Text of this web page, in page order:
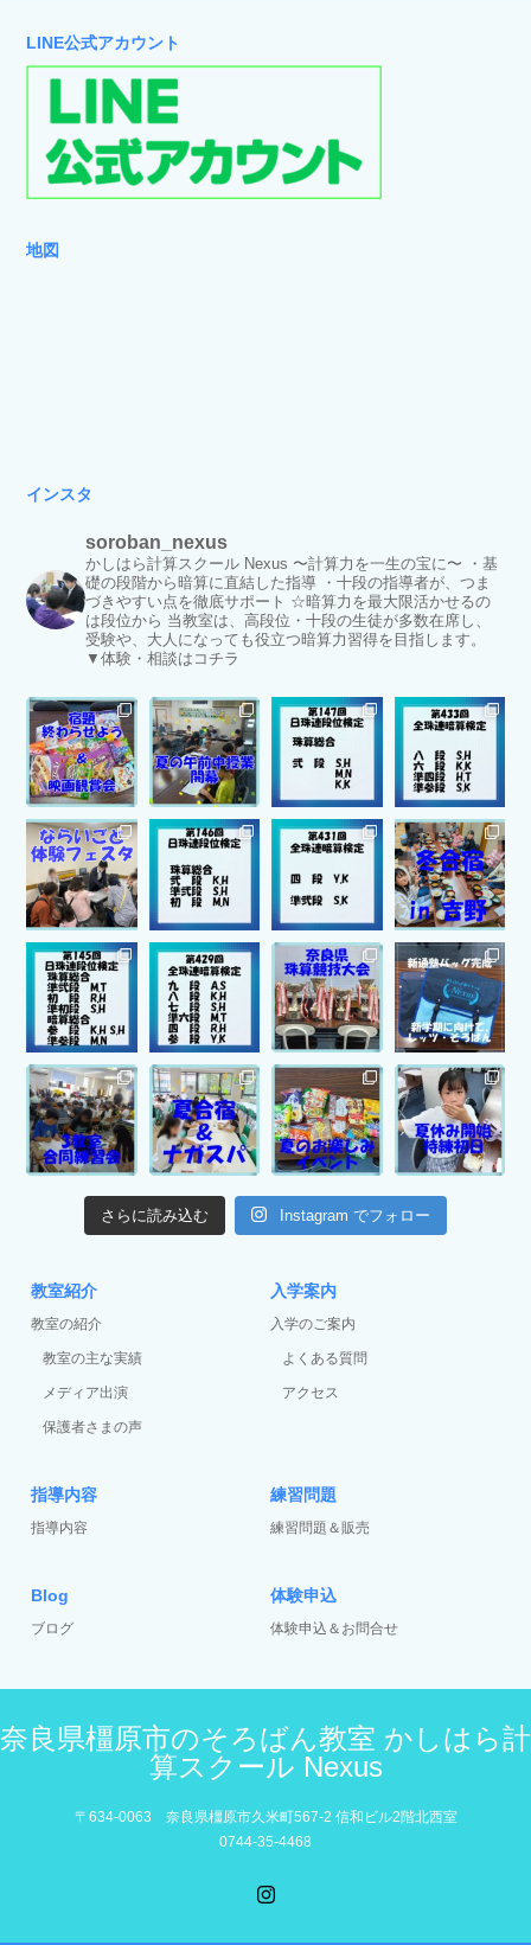
LINE公式アカウント
地図
インスタ
soroban_nexus
かしはら計算スクール Nexus 〜計算力を一生の宝に〜 ・基
礎の段階から暗算に直結した指導 ・十段の指導者が、つま
づきやすい点を徹底サポート ☆暗算力を最大限活かせるの
は段位から 当教室は、高段位・十段の生徒が多数在席し、
受験や、大人になっても役立つ暗算力習得を目指します。
▼体験・相談はコチラ
さらに読み込む Instagram でフォロー
教室紹介
教室の紹介
教室の主な実績
メディア出演
保護者さまの声
入学案内
入学のご案内
よくある質問
アクセス
指導内容
指導内容
練習問題
練習問題＆販売
Blog
ブログ
体験申込
体験申込＆お問合せ
奈良県橿原市のそろばん教室 かしはら計
算スクール Nexus
〒634-0063 奈良県橿原市久米町567-2 信和ビル2階北西室
0744-35-4468